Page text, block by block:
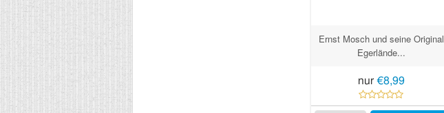
Ernst Mosch und seine Original
Egerlände...
nur €8,99